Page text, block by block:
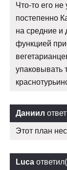
Что-то его
постепенно
на средние и
функцией
упаковывать
Даниил
Этот план
Luca